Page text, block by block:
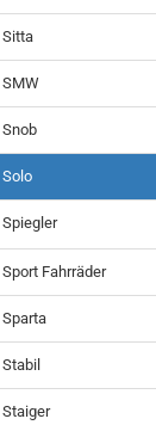
Sitta
SMW
Snob
Solo
Spiegler
Sport Fahrräder
Sparta
Stabil
Staiger